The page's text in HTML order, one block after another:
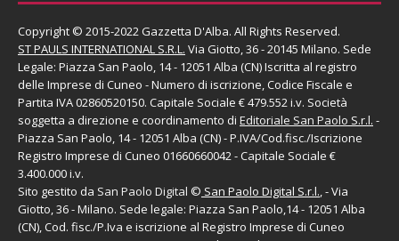
Copyright © 2015-2022 Gazzetta D'Alba. All Rights Reserved.
ST PAULS INTERNATIONAL S.R.L. Via Giotto, 36 - 20145 Milano. Sede
Legale: Piazza San Paolo, 14 - 12051 Alba (CN) Iscritta al registro
delle Imprese di Cuneo - Numero di iscrizione, Codice Fiscale e
Partita IVA 02860520150. Capitale Sociale € 479.552 i.v. Società
soggetta a direzione e coordinamento di Editoriale San Paolo S.r.l. -
Piazza San Paolo, 14 - 12051 Alba (CN) - P.IVA/Cod.fisc./Iscrizione
Registro Imprese di Cuneo 01660660042 - Capitale Sociale €
3.400.000 i.v.
Sito gestito da San Paolo Digital © San Paolo Digital S.r.l., - Via
Giotto, 36 - Milano. Sede legale: Piazza San Paolo,14 - 12051 Alba
(CN), Cod. fisc./P.Iva e iscrizione al Registro Imprese di Cuneo